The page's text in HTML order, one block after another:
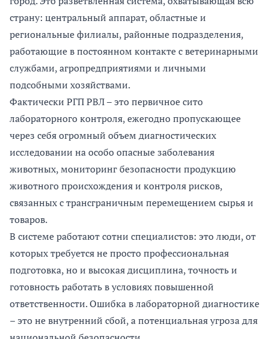
страну: центральный аппарат, областные и
региональные филиалы, районные подразделения,
работающие в постоянном контакте с ветеринарными
службами, агропредприятиями и личными
подсобными хозяйствами.
Фактически РГП РВЛ – это первичное сито
лабораторного контроля, ежегодно пропускающее
через себя огромный объем диагностических
исследовании на особо опасные заболевания
животных, мониторинг безопасности продукцию
животного происхождения и контроля рисков,
связанных с трансграничным перемещением сырья и
товаров.
В системе работают сотни специалистов: это люди, от
которых требуется не просто профессиональная
подготовка, но и высокая дисциплина, точность и
готовность работать в условиях повышенной
ответственности. Ошибка в лабораторной диагностике
– это не внутренний сбой, а потенциальная угроза для